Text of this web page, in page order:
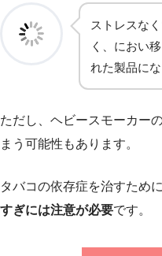
ストレスな
く、におい
れた製品にな
ただし、ヘビースモーカー
まう可能性もあります。
タバコの依存症を治すため
すぎには注意が必要です。